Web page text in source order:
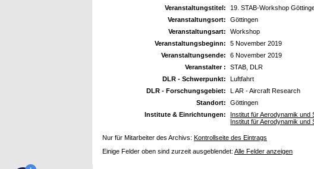
Veranstaltungstitel:
19. STAB-Workshop
Veranstaltungsort:
Göttingen
Veranstaltungsart:
Workshop
Veranstaltungsbeginn:
5 November 2019
Veranstaltungsende:
6 November 2019
Veranstalter :
STAB, DLR
DLR - Schwerpunkt:
Luftfahrt
DLR - Forschungsgebiet:
L AR - Aircraft Research
Standort:
Göttingen
Institute & Einrichtungen:
Institut für Aerodynamik und
Institut für Aerodynamik und
Nur für Mitarbeiter des Archivs: Kontrollseite des Eintrags
Einige Felder oben sind zurzeit ausgeblendet: Alle Felder anzeigen